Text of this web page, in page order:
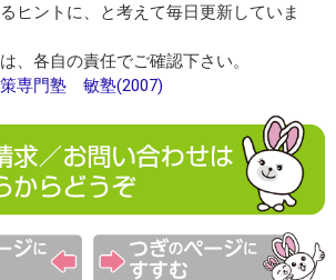
ヒントに、と考えて毎日更新していま
、各自の責任でご確認下さい。
専門塾 敏塾(2007)